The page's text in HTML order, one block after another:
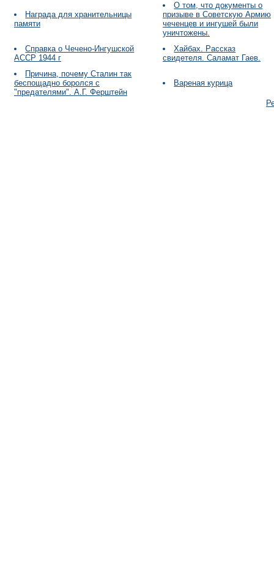
Награда для хранительницы
памяти
О том, что документы о
призыве в Советскую Армию
чеченцев и ингушей были
уничтожены.
Справка о Чечено-Ингушской
АССР 1944 г
Хайбах. Рассказ
свидетеля. Саламат Гаев.
Причина, почему Сталин так
беспощадно боролся с
"предателями". А.Г. Ферштейн
Вареная курица